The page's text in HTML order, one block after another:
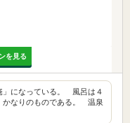
を見る
」になっている。 風呂は４
かなりのものである。 温泉